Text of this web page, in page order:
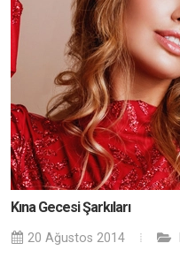
Kına Gecesi Şarkıları
20 Ağustos 2014